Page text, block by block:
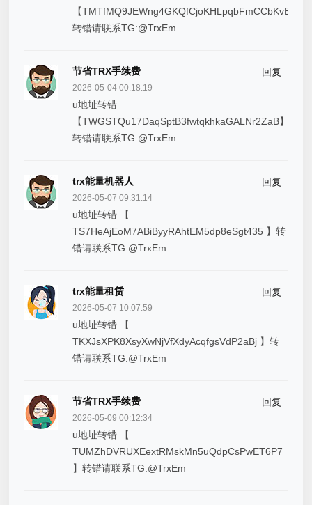
【TMTfMQ9JEWng4GKQfCjoKHLpqbFmCCbKvE】
转错请联系TG:@TrxEm
节省TRX手续费 回复
2026-05-04 00:18:19
u地址转错
【TWGSTQu17DaqSptB3fwtqkhkaGALNr2ZaB】
转错请联系TG:@TrxEm
trx能量机器人 回复
2026-05-07 09:31:14
u地址转错 【
TS7HeAjEoM7ABiByyRAhtEM5dp8eSgt435 】转
错请联系TG:@TrxEm
trx能量租赁 回复
2026-05-07 10:07:59
u地址转错 【
TKXJsXPK8XsyXwNjVfXdyAcqfgsVdP2aBj 】转
错请联系TG:@TrxEm
节省TRX手续费 回复
2026-05-09 00:12:34
u地址转错 【
TUMZhDVRUXEextRMskMn5uQdpCsPwET6P7
】转错请联系TG:@TrxEm